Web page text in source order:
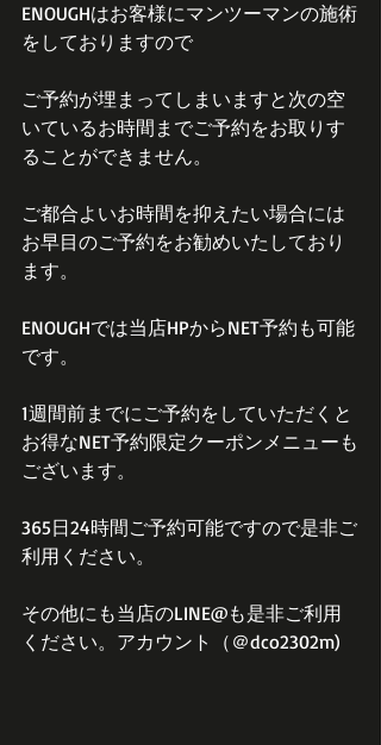
ENOUGHはお客様にマンツーマンの施術
をしておりますので
ご予約が埋まってしまいますと次の空
いているお時間までご予約をお取りす
ることができません。
ご都合よいお時間を抑えたい場合には
お早目のご予約をお勧めいたしており
ます。
ENOUGHでは当店HPからNET予約も可能
です。
1週間前までにご予約をしていただくと
お得なNET予約限定クーポンメニューも
ございます。
365日24時間ご予約可能ですので是非ご
利用ください。
その他にも当店のLINE@も是非ご利用
ください。アカウント（＠dco2302m)